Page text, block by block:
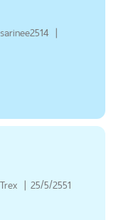
sarinee2514 |
Trex | 25/5/2551